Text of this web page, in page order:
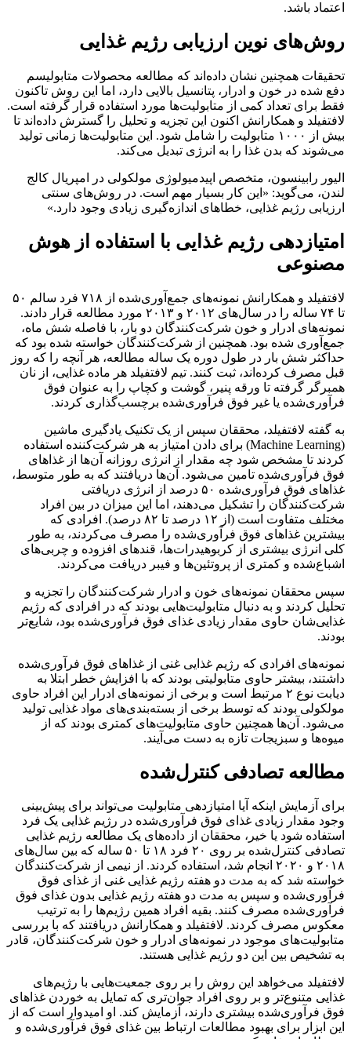
اعتماد باشد.
روش‌های نوین ارزیابی رژیم غذایی
تحقیقات همچنین نشان داده‌اند که مطالعه محصولات متابولیسم
دفع شده در خون و ادرار، پتانسیل بالایی دارد، اما این روش تاکنون
فقط برای تعداد کمی از متابولیت‌ها مورد استفاده قرار گرفته است.
لافتفیلد و همکارانش اکنون این تجزیه و تحلیل را گسترش داده‌اند تا
بیش از ۱۰۰۰ متابولیت را شامل شود. این متابولیت‌ها زمانی تولید
می‌شوند که بدن غذا را به انرژی تبدیل می‌کند.
الیور رابینسون، متخصص اپیدمیولوژی مولکولی در امپریال کالج
لندن، می‌گوید: «این کار بسیار مهم است. در روش‌های سنتی
ارزیابی رژیم غذایی، خطاهای اندازه‌گیری زیادی وجود دارد.»
امتیازدهی رژیم غذایی با استفاده از هوش
مصنوعی
لافتفیلد و همکارانش نمونه‌های جمع‌آوری‌شده از ۷۱۸ فرد سالم ۵۰
تا ۷۴ ساله را در سال‌های ۲۰۱۲ و ۲۰۱۳ مورد مطالعه قرار دادند.
نمونه‌های ادرار و خون شرکت‌کنندگان دو بار، با فاصله شش ماه،
جمع‌آوری شده بود. همچنین از شرکت‌کنندگان خواسته شده بود که
حداکثر شش بار در طول دوره یک ساله مطالعه، هر آنچه را که روز
قبل مصرف کرده‌اند، ثبت کنند. تیم لافتفیلد هر ماده غذایی، از نان
همبرگر گرفته تا ورقه پنیر، گوشت و کچاپ را به عنوان فوق
فرآوری‌شده یا غیر فوق فرآوری‌شده برچسب‌گذاری کردند.
به گفته لافتفیلد، محققان سپس از یک تکنیک یادگیری ماشین
(Machine Learning) برای دادن امتیاز به هر شرکت‌کننده استفاده
کردند تا مشخص شود چه مقدار از انرژی روزانه آن‌ها از غذاهای
فوق فرآوری‌شده تامین می‌شود. آن‌ها دریافتند که به طور متوسط،
غذاهای فوق فرآوری‌شده ۵۰ درصد از انرژی دریافتی
شرکت‌کنندگان را تشکیل می‌دهند، اما این میزان در بین افراد
مختلف متفاوت است (از ۱۲ درصد تا ۸۲ درصد). افرادی که
بیشترین غذاهای فوق فرآوری‌شده را مصرف می‌کردند، به طور
کلی انرژی بیشتری از کربوهیدرات‌ها، قندهای افزوده و چربی‌های
اشباع‌شده و کمتری از پروتئین‌ها و فیبر دریافت می‌کردند.
سپس محققان نمونه‌های خون و ادرار شرکت‌کنندگان را تجزیه و
تحلیل کردند و به دنبال متابولیت‌هایی بودند که در افرادی که رژیم
غذایی‌شان حاوی مقدار زیادی غذای فوق فرآوری‌شده بود، شایع‌تر
بودند.
نمونه‌های افرادی که رژیم غذایی غنی از غذاهای فوق فرآوری‌شده
داشتند، بیشتر حاوی متابولیتی بودند که با افزایش خطر ابتلا به
دیابت نوع ۲ مرتبط است و برخی از نمونه‌های ادرار این افراد حاوی
مولکولی بودند که توسط برخی از بسته‌بندی‌های مواد غذایی تولید
می‌شود. آن‌ها همچنین حاوی متابولیت‌های کمتری بودند که از
میوه‌ها و سبزیجات تازه به دست می‌آیند.
مطالعه تصادفی کنترل‌شده
برای آزمایش اینکه آیا امتیازدهی متابولیت می‌تواند برای پیش‌بینی
وجود مقدار زیادی غذای فوق فرآوری‌شده در رژیم غذایی یک فرد
استفاده شود یا خیر، محققان از داده‌های یک مطالعه رژیم غذایی
تصادفی کنترل‌شده بر روی ۲۰ فرد ۱۸ تا ۵۰ ساله که بین سال‌های
۲۰۱۸ و ۲۰۲۰ انجام شد، استفاده کردند. از نیمی از شرکت‌کنندگان
خواسته شد که به مدت دو هفته رژیم غذایی غنی از غذای فوق
فرآوری‌شده و سپس به مدت دو هفته رژیم غذایی بدون غذای فوق
فرآوری‌شده مصرف کنند. بقیه افراد همین رژیم‌ها را به ترتیب
معکوس مصرف کردند. لافتفیلد و همکارانش دریافتند که با بررسی
متابولیت‌های موجود در نمونه‌های ادرار و خون شرکت‌کنندگان، قادر
به تشخیص بین این دو رژیم غذایی هستند.
لافتفیلد می‌خواهد این روش را بر روی جمعیت‌هایی با رژیم‌های
غذایی متنوع‌تر و بر روی افراد جوان‌تری که تمایل به خوردن غذاهای
فوق فرآوری‌شده بیشتری دارند، آزمایش کند. او امیدوار است که از
این ابزار برای بهبود مطالعات ارتباط بین غذای فوق فرآوری‌شده و